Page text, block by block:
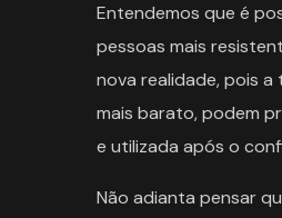
Entendemos que é
pessoas mais
nova realidade, pois
mais barato, podem
e utilizada após o
Não adianta pensar